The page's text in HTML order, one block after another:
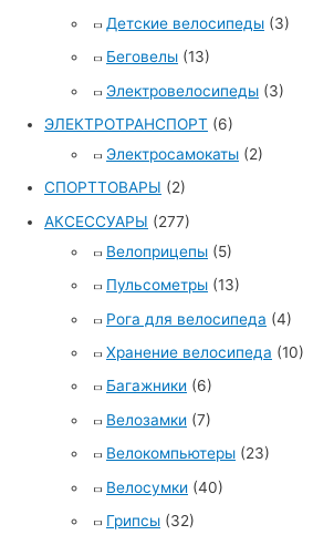
Детские велосипеды (3)
Беговелы (13)
Электровелосипеды (3)
ЭЛЕКТРОТРАНСПОРТ (6)
Электросамокаты (2)
СПОРТТОВАРЫ (2)
АКСЕССУАРЫ (277)
Велоприцепы (5)
Пульсометры (13)
Рога для велосипеда (4)
Хранение велосипеда (10)
Багажники (6)
Велозамки (7)
Велокомпьютеры (23)
Велосумки (40)
Грипсы (32)